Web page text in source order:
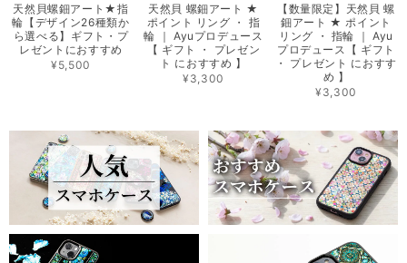
天然貝螺鈿アート★指
輪【デザイン26種類か
ら選べる】ギフト・プ
レゼントにおすすめ
¥5,500
天然貝 螺鈿アート ★
ポイント リング ・ 指
輪 ｜ Ayuプロデュース
【 ギフト ・ プレゼン
ト におすすめ 】
¥3,300
【数量限定】天然貝 螺
鈿アート ★ ポイント
リング ・ 指輪 ｜ Ayu
プロデュース【 ギフト
・ プレゼント におすす
め 】
¥3,300